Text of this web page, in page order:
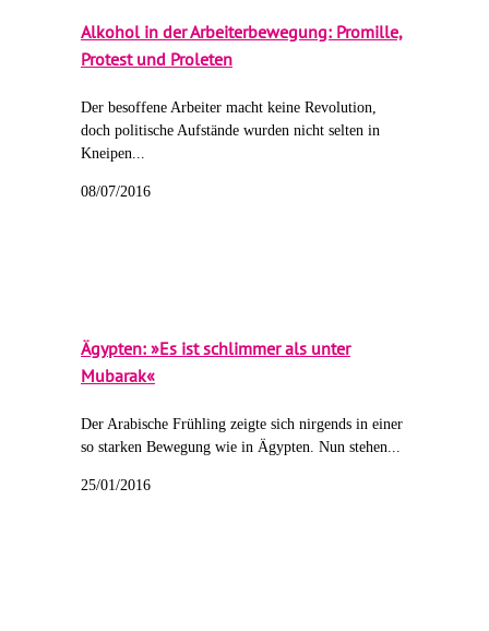
Alkohol in der Arbeiterbewegung: Promille,
Protest und Proleten
Der besoffene Arbeiter macht keine Revolution,
doch politische Aufstände wurden nicht selten in
Kneipen...
08/07/2016
Ägypten: »Es ist schlimmer als unter
Mubarak«
Der Arabische Frühling zeigte sich nirgends in einer
so starken Bewegung wie in Ägypten. Nun stehen...
25/01/2016